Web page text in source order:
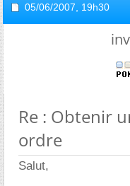
05/06/2007, 19h30
Re : Obtenir
ordre
Salut,